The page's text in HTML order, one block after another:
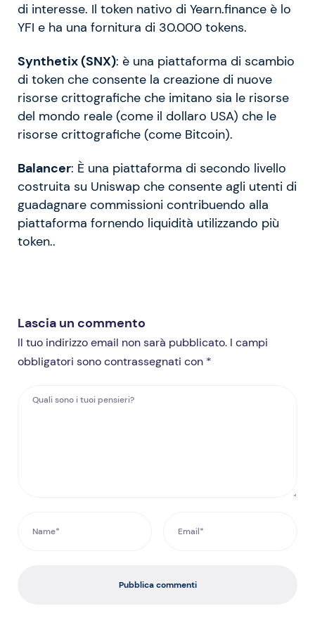
di interesse. Il token nativo di Yearn.finance è lo
YFI e ha una fornitura di 30.000 tokens.
Synthetix (SNX): è una piattaforma di scambio
di token che consente la creazione di nuove
risorse crittografiche che imitano sia le risorse
del mondo reale (come il dollaro USA) che le
risorse crittografiche (come Bitcoin).
Balancer: È una piattaforma di secondo livello
costruita su Uniswap che consente agli utenti di
guadagnare commissioni contribuendo alla
piattaforma fornendo liquidità utilizzando più
token..
Lascia un commento
Il tuo indirizzo email non sarà pubblicato. I campi
obbligatori sono contrassegnati con *
Pubblica commenti